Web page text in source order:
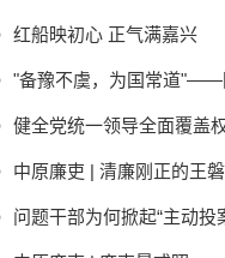
红船映初心 正气满嘉兴
"备豫不虞，为国常道"——
健全党统一领导全面覆盖
中原廉吏 | 清廉刚正的王磐
问题干部为何掀起“主动投